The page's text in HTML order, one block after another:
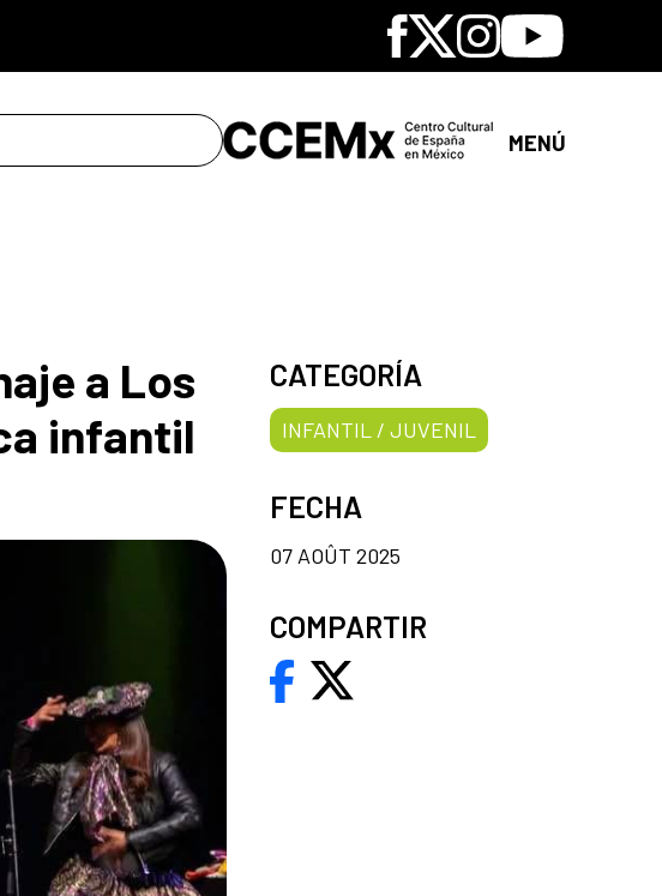
Facebook
X Instagram
Youtube
MENÚ
a Los
infantil
CATEGORÍA
INFANTIL / JUVENIL
FECHA
07 AOÛT 2025
COMPARTIR